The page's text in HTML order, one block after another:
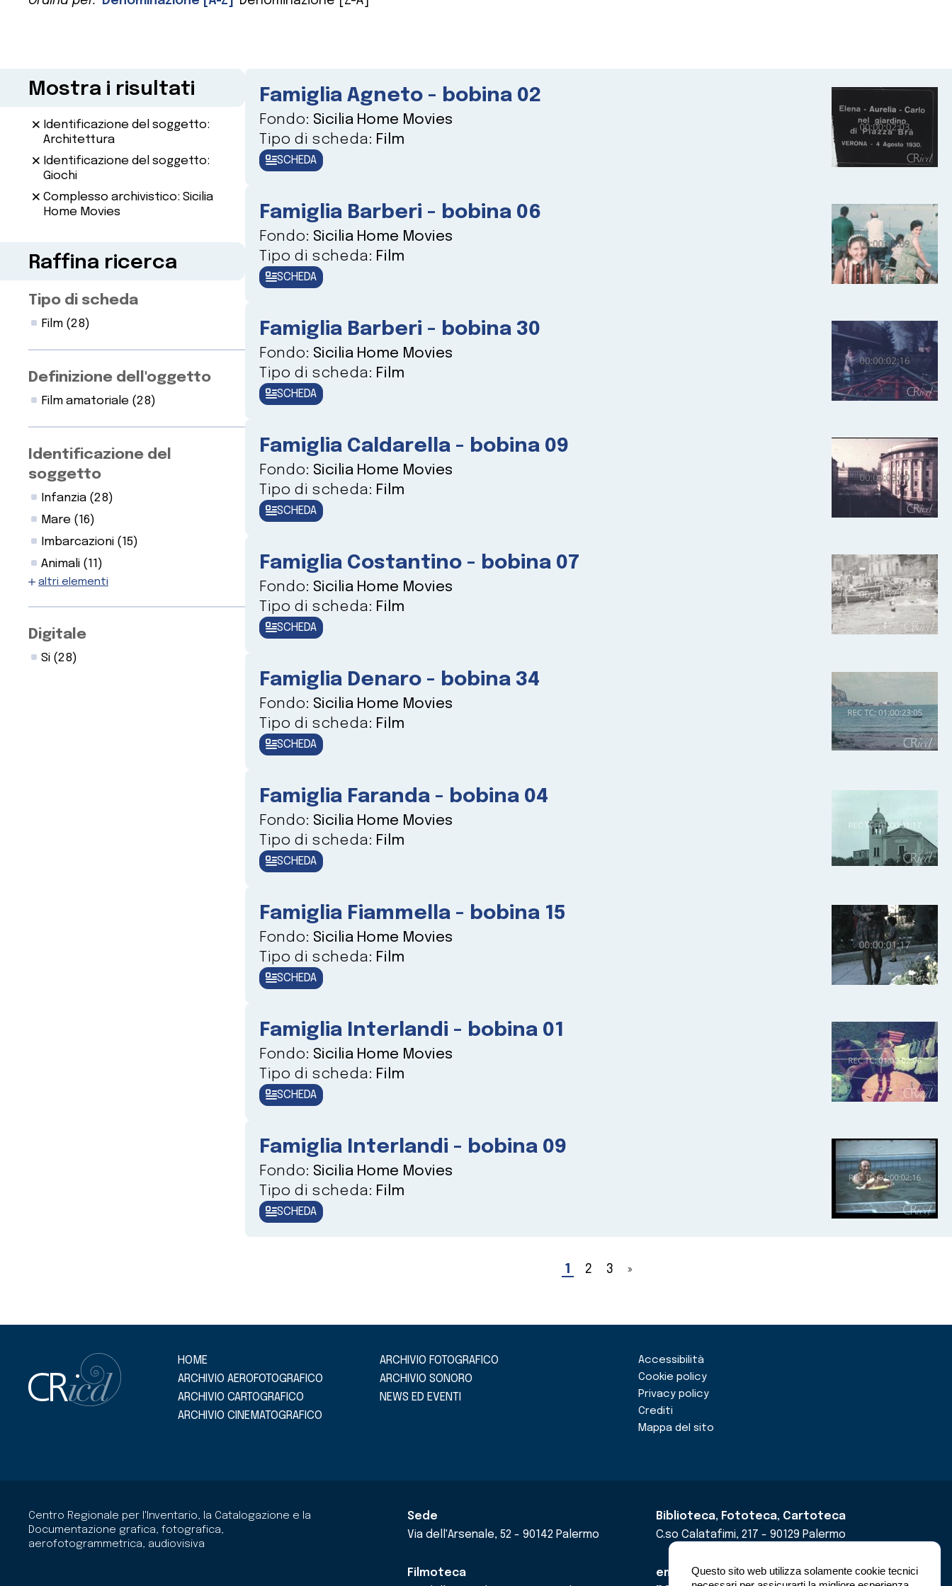
Questo sito web utilizza solamente cookie tecnici
Mostra i risultati
Identificazione del soggetto:
Architettura
Identificazione del soggetto:
Giochi
Complesso archivistico: Sicilia
Home Movies
Raffina ricerca
Tipo di scheda
Film (28)
Definizione dell'oggetto
Film amatoriale (28)
Identificazione del
soggetto
Infanzia (28)
Mare (16)
Imbarcazioni (15)
Animali (11)
altri elementi
Digitale
Si (28)
Famiglia Agneto - bobina 02
Fondo: Sicilia Home Movies
Tipo di scheda: Film
SCHEDA
Famiglia Barberi - bobina 06
Fondo: Sicilia Home Movies
Tipo di scheda: Film
SCHEDA
Famiglia Barberi - bobina 30
Fondo: Sicilia Home Movies
Tipo di scheda: Film
SCHEDA
Famiglia Caldarella - bobina 09
Fondo: Sicilia Home Movies
Tipo di scheda: Film
SCHEDA
Famiglia Costantino - bobina 07
Fondo: Sicilia Home Movies
Tipo di scheda: Film
SCHEDA
Famiglia Denaro - bobina 34
Fondo: Sicilia Home Movies
Tipo di scheda: Film
SCHEDA
Famiglia Faranda - bobina 04
Fondo: Sicilia Home Movies
Tipo di scheda: Film
SCHEDA
Famiglia Fiammella - bobina 15
Fondo: Sicilia Home Movies
Tipo di scheda: Film
SCHEDA
Famiglia Interlandi - bobina 01
Fondo: Sicilia Home Movies
Tipo di scheda: Film
SCHEDA
Famiglia Interlandi - bobina 09
Fondo: Sicilia Home Movies
Tipo di scheda: Film
SCHEDA
1 2 3 »
HOME
ARCHIVIO AEROFOTOGRAFICO
ARCHIVIO CARTOGRAFICO
ARCHIVIO CINEMATOGRAFICO
ARCHIVIO FOTOGRAFICO
ARCHIVIO SONORO
NEWS ED EVENTI
Accessibilità
Cookie policy
Privacy policy
Crediti
Mappa del sito
Centro Regionale per l'Inventario, la Catalogazione e la
Documentazione grafica, fotografica,
aerofotogrammetrica, audiovisiva
Sede
Via dell'Arsenale, 52 - 90142 Palermo
Biblioteca, Fototeca, Cartoteca
C.so Calatafimi, 217 - 90129 Palermo
Filmoteca
email
cricd@regione.sicilia.it